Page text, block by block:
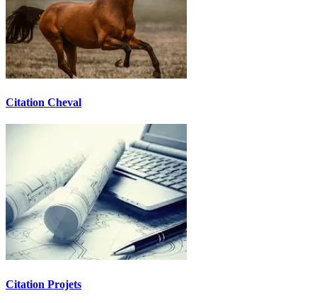
Citation Cheval
Citation Projets